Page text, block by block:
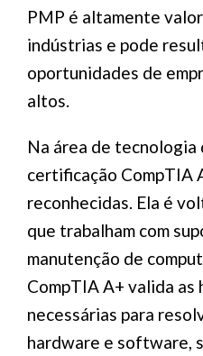
PMP é altamente
indústrias e pode
oportunidades de
altos.
Na área de tecnologia
certificação CompTIA
reconhecidas. Ela é
que trabalham com
manutenção de
CompTIA A+ valida as
necessárias para
hardware e software,